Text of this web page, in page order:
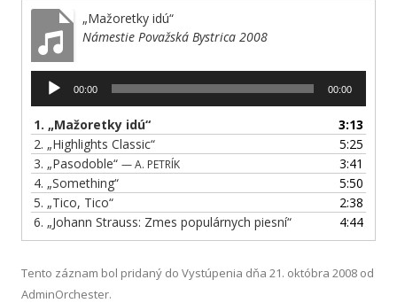
„Mažoretky idú“
Námestie Považská Bystrica 2008
Audio
prehrávač00:00 00:00
1. „Mažoretky idú“
3:13
2. „Highlights Classic“
5:25
3. „Pasodoble“ — A. PETRÍK
3:41
4. „Something“
5:50
5. „Tico, Tico“
2:38
6. „Johann Strauss: Zmes populárnych piesní“ 4:44
Tento záznam bol pridaný do Vystúpenia dňa 21. októbra 2008 od
AdminOrchester.